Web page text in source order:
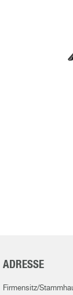
ADRESSE
Firmensitz/